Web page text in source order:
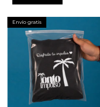
Envío gratis